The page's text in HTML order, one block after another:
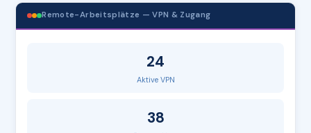
Remote-Arbeitsplätze — VPN & Zugang
24
Aktive VPN
38